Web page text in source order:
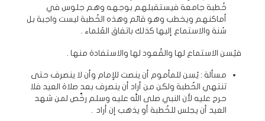
خُطبة جامعة فيستقبلهم بوجهه وهم جلوس في
أماكنهم ويخطب وهو قائم وهذه الخُطبة ليست واجبة بل
سُنة والاستماع إليها كذلك باتفاق العُلماء .
فيُسن الاستماع لها والقُعود لها والاستفادة منها .
مسألة : يُسن للمأموم أن ينصت للإمام وأن لا ينصرف حتى
تنتهي الخُطبة ولكن من أراد أن ينصرف بعد صلاة العيد فلا
حرج عليه لأن النبي صلى الله عليه وسلم رخَّص لمن شهد
العيد أن يجلس للخُطبة أو يذهب إن أراد .